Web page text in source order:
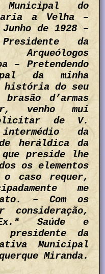
Municipal do
a Velha –
de 1928 –
da
– Pretendendo
da minha
história do seu
d’armas
venho mui
de V.
da
heráldica da
preside lhe
os elementos
o caso requer,
me
– Com os
consideração,
Saúde e
presidente da
Municipal
Miranda.